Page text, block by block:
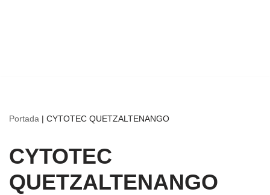
Portada | CYTOTEC QUETZALTENANGO
CYTOTEC
QUETZALTENANGO